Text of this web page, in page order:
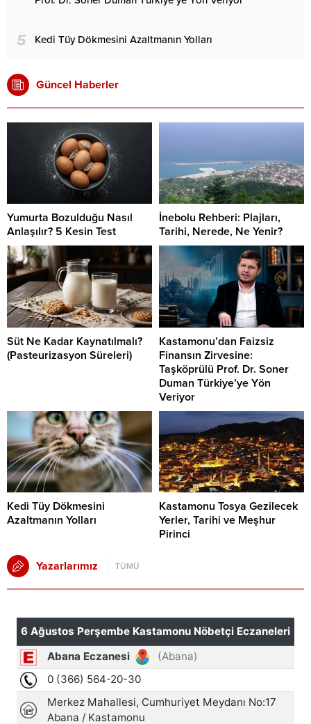
5 Kedi Tüy Dökmesini Azaltmanın Yolları
Güncel Haberler
Yumurta Bozulduğu Nasıl
Anlaşılır? 5 Kesin Test
İnebolu Rehberi: Plajları,
Tarihi, Nerede, Ne Yenir?
Süt Ne Kadar Kaynatılmalı?
(Pasteurizasyon Süreleri)
Kastamonu’dan Faizsiz
Finansın Zirvesine:
Taşköprülü Prof. Dr. Soner
Duman Türkiye’ye Yön
Veriyor
Kedi Tüy Dökmesini
Azaltmanın Yolları
Kastamonu Tosya Gezilecek
Yerler, Tarihi ve Meşhur
Pirinci
Yazarlarımız TÜMÜ